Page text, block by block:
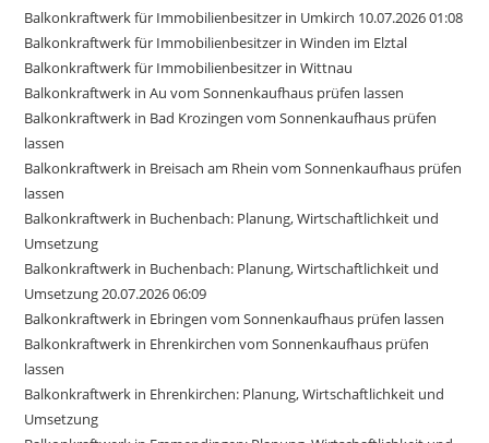
Balkonkraftwerk für Immobilienbesitzer in Umkirch 10.07.2026 01:08
Balkonkraftwerk für Immobilienbesitzer in Winden im Elztal
Balkonkraftwerk für Immobilienbesitzer in Wittnau
Balkonkraftwerk in Au vom Sonnenkaufhaus prüfen lassen
Balkonkraftwerk in Bad Krozingen vom Sonnenkaufhaus prüfen
lassen
Balkonkraftwerk in Breisach am Rhein vom Sonnenkaufhaus prüfen
lassen
Balkonkraftwerk in Buchenbach: Planung, Wirtschaftlichkeit und
Umsetzung
Balkonkraftwerk in Buchenbach: Planung, Wirtschaftlichkeit und
Umsetzung 20.07.2026 06:09
Balkonkraftwerk in Ebringen vom Sonnenkaufhaus prüfen lassen
Balkonkraftwerk in Ehrenkirchen vom Sonnenkaufhaus prüfen
lassen
Balkonkraftwerk in Ehrenkirchen: Planung, Wirtschaftlichkeit und
Umsetzung